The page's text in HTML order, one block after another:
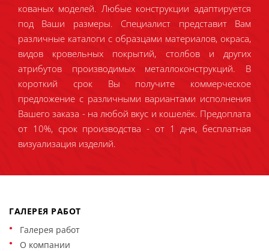
кованых моделей. Любые конструкции адаптируется
под Ваши размеры. Специалист представит Вам
различные каталоги с образцами материалов, окраса,
видов кровельных покрытий, столбов и других
атрибутов производимых металлоконструкций. В
короткий срок Вы получите коммерческое
предложение с различными вариантами исполнения
Вашего заказа - на любой вкус и кошелёк. Предоплата
от 10%, срок производства - от 1 дня, бесплатная
визуализация изделий.
ГАЛЕРЕЯ РАБОТ
Галерея работ
О компании